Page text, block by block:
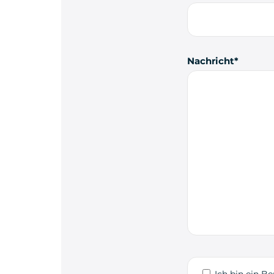
Nachricht